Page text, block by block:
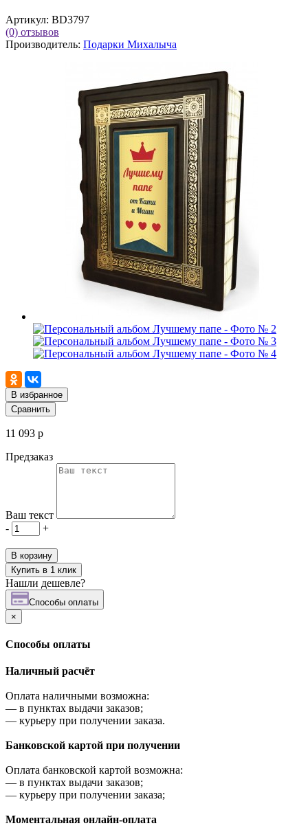
Артикул: BD3797
(0) отзывов
Производитель: Подарки Михалыча
В избранное
Сравнить
11 093 р
Предзаказ
Ваш текст
-
+
В корзину
Купить в 1 клик
Нашли дешевле?
Cпособы оплаты
×
Cпособы оплаты
Наличный расчёт
Оплата наличными возможна:
— в пунктах выдачи заказов;
— курьеру при получении заказа.
Банковской картой при получении
Оплата банковской картой возможна:
— в пунктах выдачи заказов;
— курьеру при получении заказа;
Моментальная онлайн-оплата